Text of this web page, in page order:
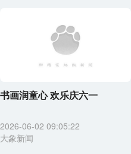
书画润童心 欢乐庆六一
2026-06-02 09:05:22
大象新闻